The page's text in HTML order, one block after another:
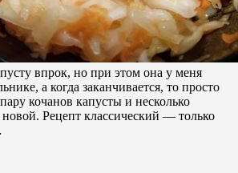
впрок, но при этом она у меня
а когда заканчивается, то просто
кочанов капусты и несколько
Рецепт классический — только